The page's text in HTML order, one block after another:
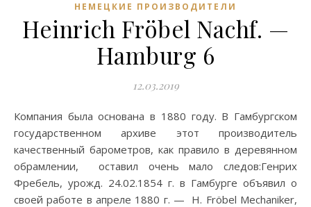
НЕМЕЦКИЕ ПРОИЗВОДИТЕЛИ
Heinrich Fröbel Nachf. —
Hamburg 6
12.03.2019
Компания была основана в 1880 году. В Гамбургском
государственном архиве этот производитель
качественный барометров, как правило в деревянном
обрамлении, оставил очень мало следов:Генрих
Фребель, урожд. 24.02.1854 г. в Гамбурге объявил о
своей работе в апреле 1880 г. — H. Fröbel Mechaniker,